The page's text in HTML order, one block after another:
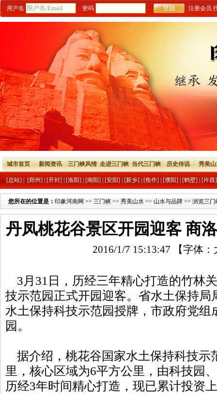
用户名 密码 注册会员
城市首页 新闻资讯 三门峡风情 走进三门峡 当代三门峡 历史传说 秀美
[总站] [郑州] [开封] [洛阳] [南阳] [安阳] [新乡] [焦作] [濮阳] [鹤壁] [许昌]
您所在的位置是： 印象河南网 >> 三门峡 >> 秀美山水 >> 山水与品牌 >> 浏览三门
丹凤桃花谷景区开园迎客 商
2016/1/7 15:13:47 【字体：
3月31日，历经三年精心打造的竹林
技示范园正式开园迎客。省水土保持局
水土保持科技示范园授牌，市政府党组
园。
据介绍，桃花谷国家水土保持科技示
里，核心区域为6平方公里，由科技园
历经3年时间精心打造，现已累计投资